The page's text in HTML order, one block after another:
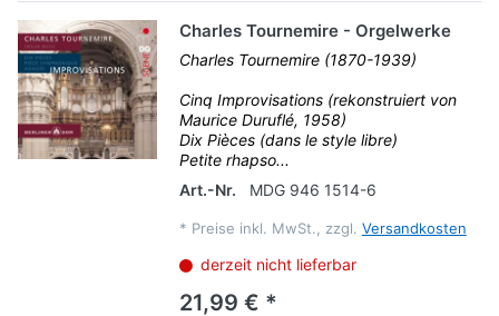
Charles Tournemire - Orgelwerke
Charles Tournemire (1870-1939)
Cinq Improvisations (rekonstruiert von
Maurice Duruflé, 1958)
Dix Pièces (dans le style libre)
Petite rhapso...
Art.-Nr.
MDG 946 1514-6
* Preise inkl. MwSt., zzgl. Versandkosten
derzeit nicht lieferbar
21,99 € *